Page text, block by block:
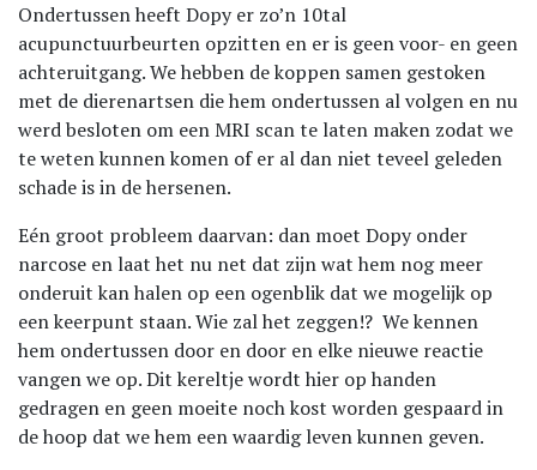
Ondertussen heeft Dopy er zo’n 10tal
acupunctuurbeurten opzitten en er is geen voor- en geen
achteruitgang. We hebben de koppen samen gestoken
met de dierenartsen die hem ondertussen al volgen en nu
werd besloten om een MRI scan te laten maken zodat we
te weten kunnen komen of er al dan niet teveel geleden
schade is in de hersenen.
Eén groot probleem daarvan: dan moet Dopy onder
narcose en laat het nu net dat zijn wat hem nog meer
onderuit kan halen op een ogenblik dat we mogelijk op
een keerpunt staan. Wie zal het zeggen!? We kennen
hem ondertussen door en door en elke nieuwe reactie
vangen we op. Dit kereltje wordt hier op handen
gedragen en geen moeite noch kost worden gespaard in
de hoop dat we hem een waardig leven kunnen geven.